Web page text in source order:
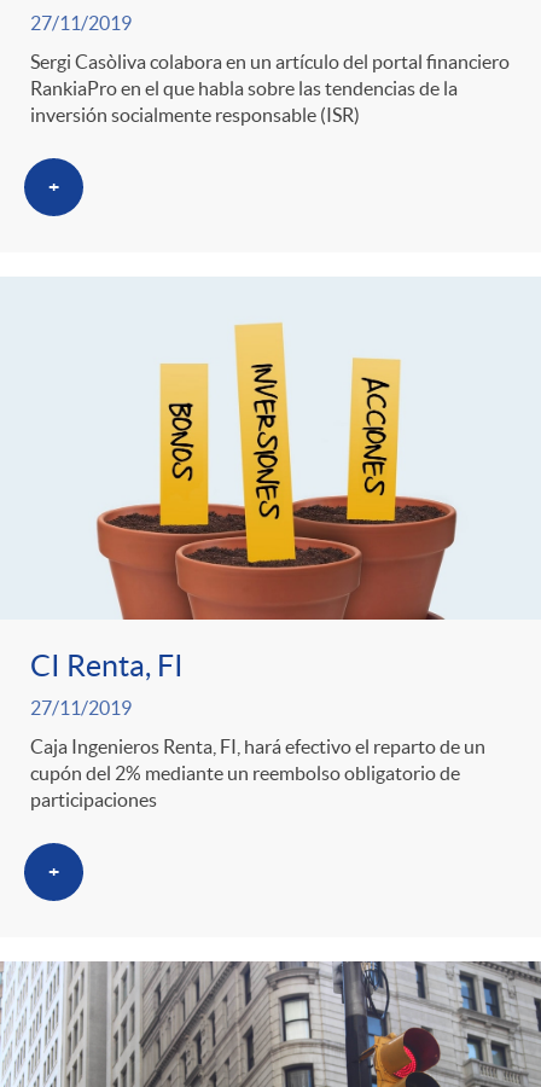
27/11/2019
Sergi Casòliva colabora en un artículo del portal financiero
RankiaPro en el que habla sobre las tendencias de la
inversión socialmente responsable (ISR)
+
CI Renta, FI
27/11/2019
Caja Ingenieros Renta, FI, hará efectivo el reparto de un
cupón del 2% mediante un reembolso obligatorio de
participaciones
+